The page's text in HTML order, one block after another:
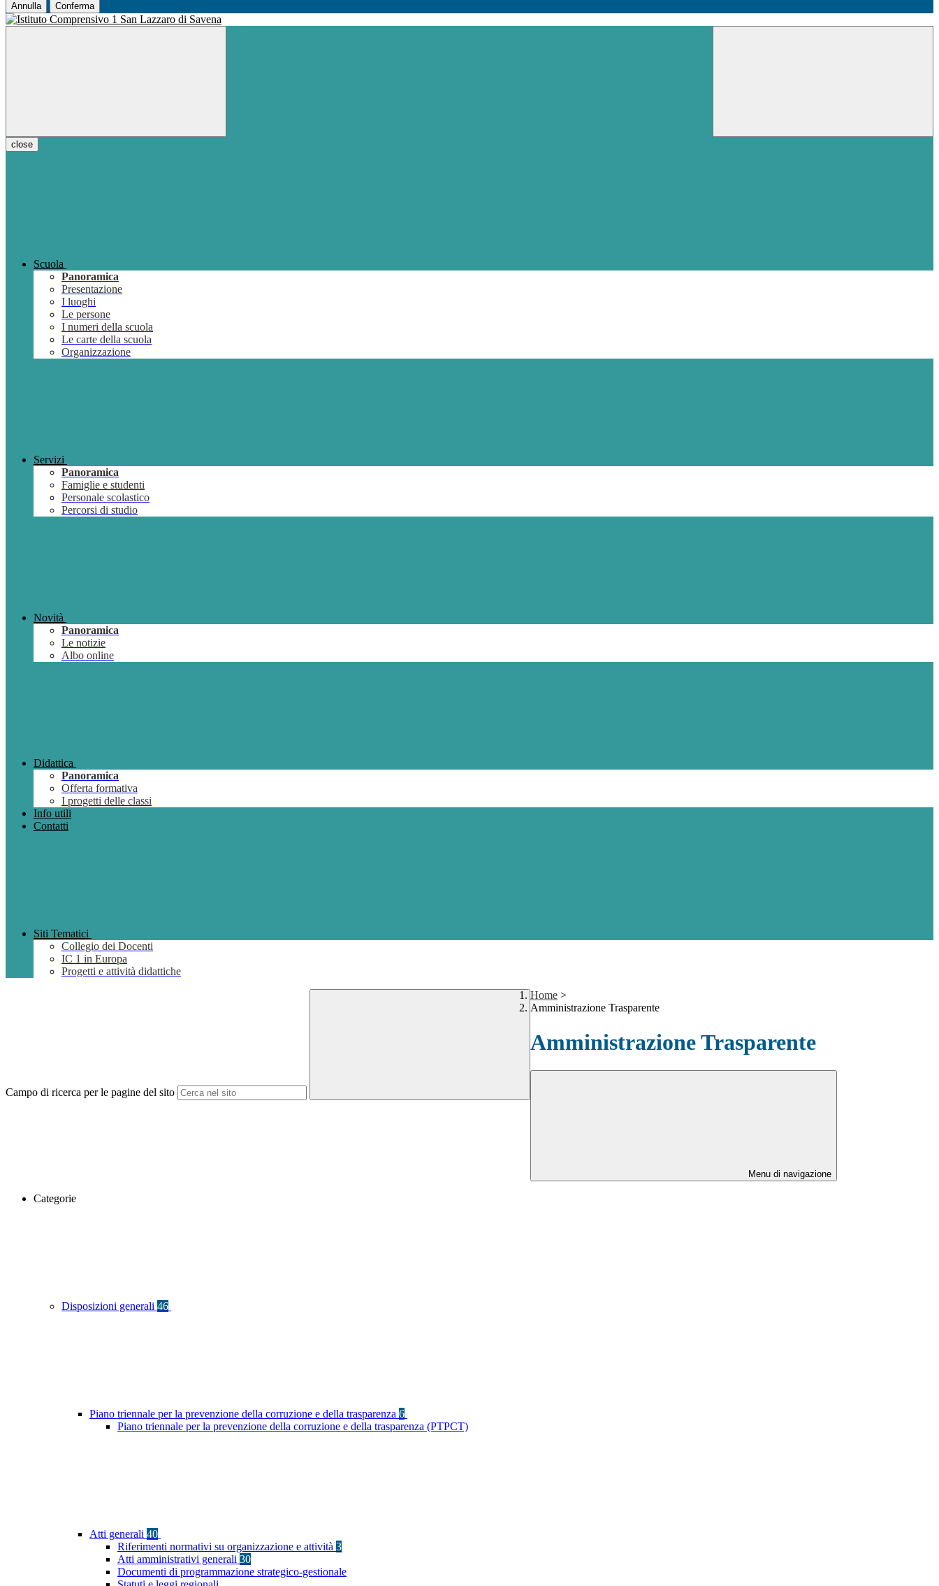
Annulla Conferma
close
Scuola
Panoramica
Presentazione
I luoghi
Le persone
I numeri della scuola
Le carte della scuola
Organizzazione
Servizi
Panoramica
Famiglie e studenti
Personale scolastico
Percorsi di studio
Novità
Panoramica
Le notizie
Albo online
Didattica
Panoramica
Offerta formativa
I progetti delle classi
Info utili
Contatti
Siti Tematici
Collegio dei Docenti
IC 1 in Europa
Progetti e attività didattiche
Campo di ricerca per le pagine del sito
Home >
Amministrazione Trasparente
Amministrazione Trasparente
Menu di navigazione
Categorie
Disposizioni generali 46
Piano triennale per la prevenzione della corruzione e della trasparenza 6
Piano triennale per la prevenzione della corruzione e della trasparenza (PTPCT)
Atti generali 40
Riferimenti normativi su organizzazione e attività 3
Atti amministrativi generali 30
Documenti di programmazione strategico-gestionale